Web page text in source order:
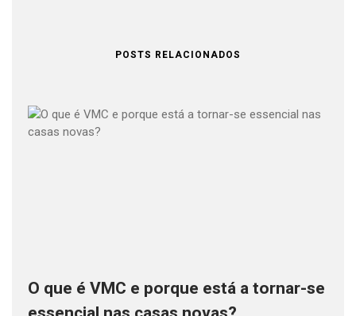
POSTS RELACIONADOS
O que é VMC e porque está a tornar-se